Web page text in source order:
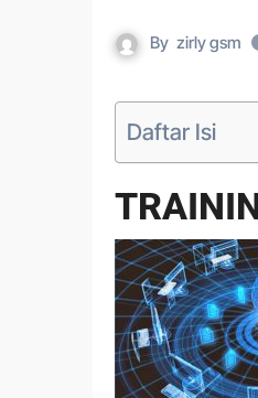
By zirly gsm
Daftar Isi